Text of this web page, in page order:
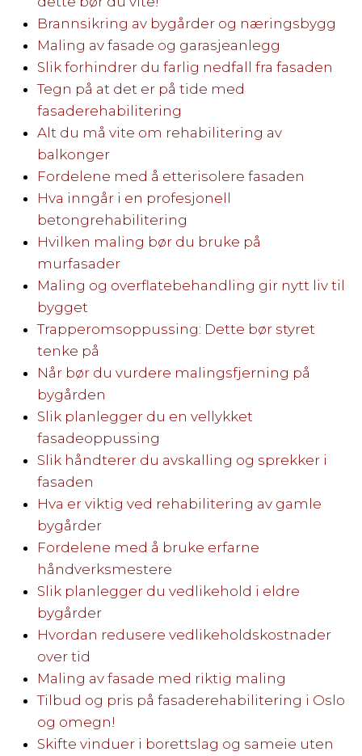
Brannsikring av bygårder og næringsbygg
Maling av fasade og garasjeanlegg
Slik forhindrer du farlig nedfall fra fasaden
Tegn på at det er på tide med
fasaderehabilitering
Alt du må vite om rehabilitering av
balkonger
Fordelene med å etterisolere fasaden
Hva inngår i en profesjonell
betongrehabilitering
Hvilken maling bør du bruke på
murfasader
Maling og overflatebehandling gir nytt liv til
bygget
Trapperomsoppussing: Dette bør styret
tenke på
Når bør du vurdere malingsfjerning på
bygården
Slik planlegger du en vellykket
fasadeoppussing
Slik håndterer du avskalling og sprekker i
fasaden
Hva er viktig ved rehabilitering av gamle
bygårder
Fordelene med å bruke erfarne
håndverksmestere
Slik planlegger du vedlikehold i eldre
bygårder
Hvordan redusere vedlikeholdskostnader
over tid
Maling av fasade med riktig maling
Tilbud og pris på fasaderehabilitering i Oslo
og omegn!
Skifte vinduer i borettslag og sameie uten